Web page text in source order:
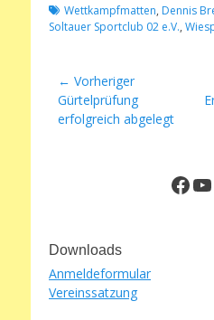
Schlagworte
Wettkampfmatten, Dennis
Soltauer Sportclub 02 e.V.,
Beitragsnavigation
← Vorheriger
Vorheriger
Beitrag:
Gürtelprüfung
erfolgreich abgelegt
Downloads
Anmeldeformular
Vereinssatzung